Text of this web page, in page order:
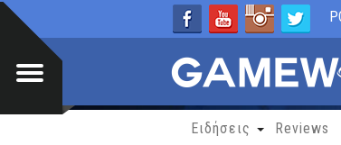
Ειδήσεις Reviews